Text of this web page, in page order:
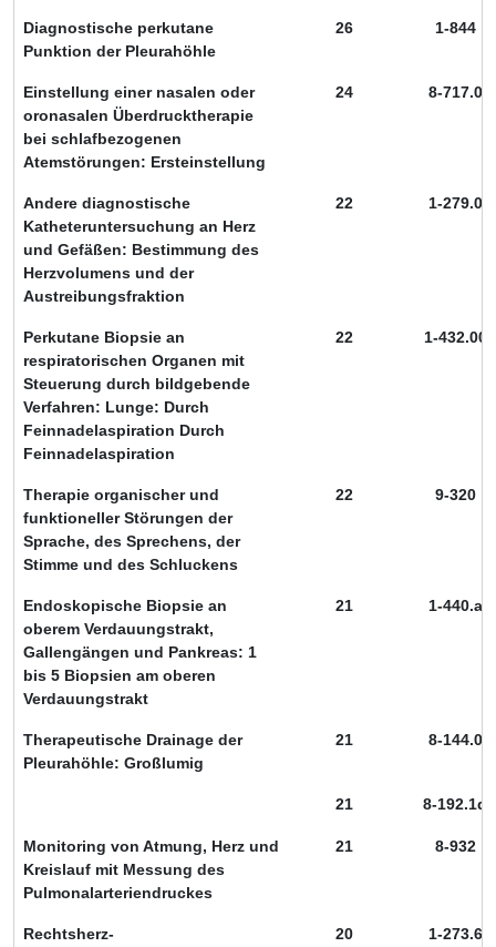
Diagnostische perkutane
Punktion der Pleurahöhle
26 1-844
Einstellung einer nasalen oder
oronasalen Überdrucktherapie
bei schlafbezogenen
Atemstörungen: Ersteinstellung
24 8-717.0
Andere diagnostische
Katheteruntersuchung an Herz
und Gefäßen: Bestimmung des
Herzvolumens und der
Austreibungsfraktion
22 1-279.0
Perkutane Biopsie an
respiratorischen Organen mit
Steuerung durch bildgebende
Verfahren: Lunge: Durch
Feinnadelaspiration Durch
Feinnadelaspiration
22 1-432.00
Therapie organischer und
funktioneller Störungen der
Sprache, des Sprechens, der
Stimme und des Schluckens
22 9-320
Endoskopische Biopsie an
oberem Verdauungstrakt,
Gallengängen und Pankreas: 1
bis 5 Biopsien am oberen
Verdauungstrakt
21 1-440.a
Therapeutische Drainage der
Pleurahöhle: Großlumig
21 8-144.0
21 8-192.1d
Monitoring von Atmung, Herz und
Kreislauf mit Messung des
Pulmonalarteriendruckes
21 8-932
Rechtsherz-
20 1-273.6